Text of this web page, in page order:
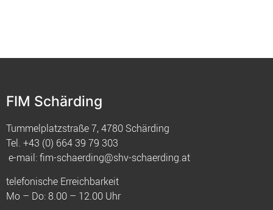
FIM Schärding
Tummelplatzstraße 7, 4780 Schärding
Tel. +43 (0) 664 39 79 303
e-mail:fim-schaerding@shv-schaerding.at
telefonische Erreichbarkeit
Mo – Do: 8.00 – 12.00 Uhr